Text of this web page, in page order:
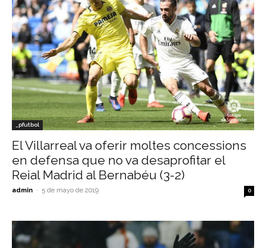
_pfutbol
El Villarreal va oferir moltes concessions
en defensa que no va desaprofitar el
Reial Madrid al Bernabéu (3-2)
admin - 5 de mayo de 2019 0